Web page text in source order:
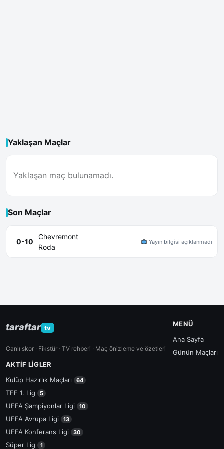
Yaklaşan Maçlar
Yaklaşan maç bulunamadı.
Son Maçlar
0-10
Chevremont
Roda
Yayın bilgisi açıklanmadı
taraftar tv
Canlı skor · Fikstür · TV rehberi · Maç önizleme ve özetleri
MENÜ
Ana Sayfa
Günün Maçları
AKTIF LIGLER
Kulüp Hazırlık Maçları
64
TFF 1. Lig 5
UEFA Şampiyonlar Ligi 10
UEFA Avrupa Ligi 13
UEFA Konferans Ligi 30
Süper Lig 1